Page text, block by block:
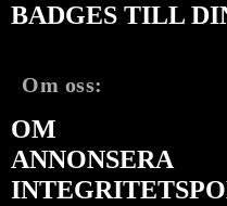
BADGES TILL
Om oss:
OM
ANNONSERA